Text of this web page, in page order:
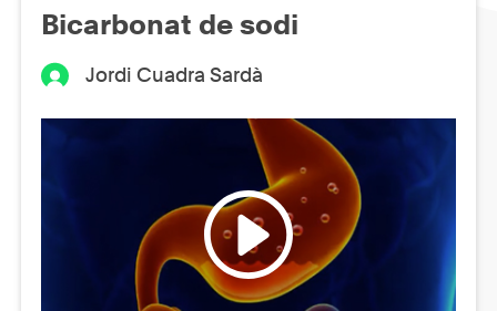
Bicarbonat de sodi
Jordi Cuadra Sardà